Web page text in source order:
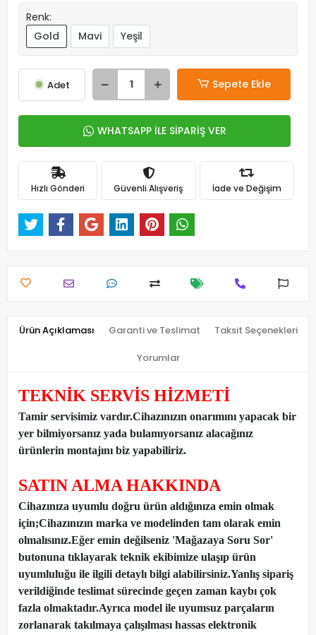
Renk:
Gold
Mavi Yeşil
Adet Sepete Ekle
WHATSAPP İLE SİPARİŞ VER
Hızlı Gönderi Güvenli Alışveriş İade ve Değişim
Ürün Açıklaması Garanti ve Teslimat Taksit Seçenekleri
Yorumlar
TEKNİK SERVİS HİZMETİ
Tamir servisimiz vardır.Cihazınızın onarımını yapacak bir
yer bilmiyorsanız yada bulamıyorsanız alacağınız
ürünlerin montajını biz yapabiliriz.
SATIN ALMA HAKKINDA
Cihazınıza uyumlu doğru ürün aldığınıza emin olmak
için;Cihazınızın marka ve modelinden tam olarak emin
olmalısınız.Eğer emin değilseniz 'Mağazaya Soru Sor'
butonuna tıklayarak teknik ekibimize ulaşıp ürün
uyumluluğu ile ilgili detaylı bilgi alabilirsiniz.Yanlış sipariş
verildiğinde teslimat sürecinde geçen zaman kaybı çok
fazla olmaktadır.Ayrıca model ile uyumsuz parçaların
zorlanarak takılmaya çalışılması hassas elektronik